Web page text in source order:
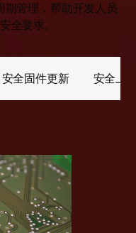
期管理，帮助开发人员
全要求。
安全固件更新 安全上